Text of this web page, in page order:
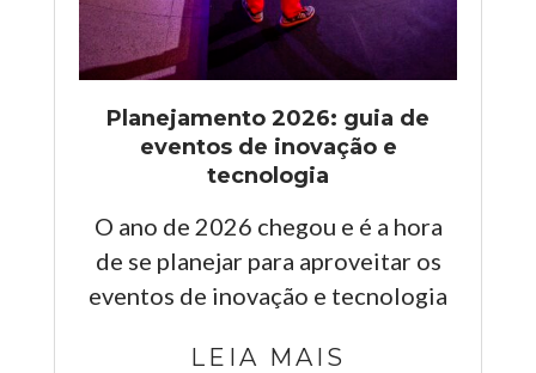
Planejamento 2026: guia de
eventos de inovação e
tecnologia
O ano de 2026 chegou e é a hora
de se planejar para aproveitar os
eventos de inovação e tecnologia
LEIA MAIS